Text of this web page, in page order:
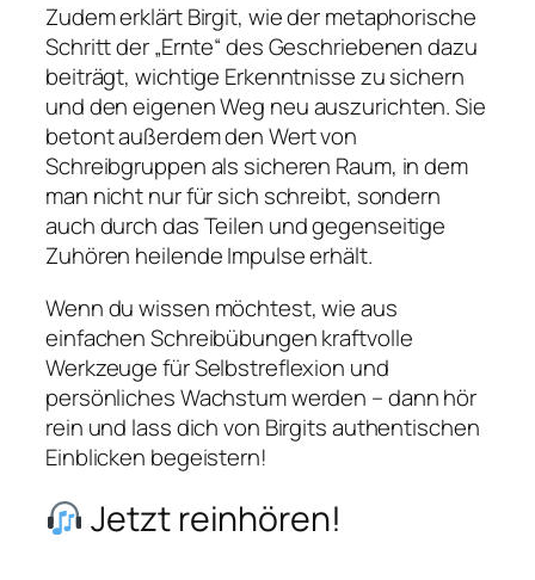
Zudem erklärt Birgit, wie der metaphorische
Schritt der „Ernte“ des Geschriebenen dazu
beiträgt, wichtige Erkenntnisse zu sichern
und den eigenen Weg neu auszurichten. Sie
betont außerdem den Wert von
Schreibgruppen als sicheren Raum, in dem
man nicht nur für sich schreibt, sondern
auch durch das Teilen und gegenseitige
Zuhören heilende Impulse erhält.
Wenn du wissen möchtest, wie aus
einfachen Schreibübungen kraftvolle
Werkzeuge für Selbstreflexion und
persönliches Wachstum werden – dann hör
rein und lass dich von Birgits authentischen
Einblicken begeistern!
Jetzt reinhören!